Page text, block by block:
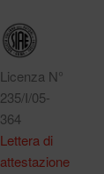
Licenza N°
235/I/05-
364
Lettera di
attestazione